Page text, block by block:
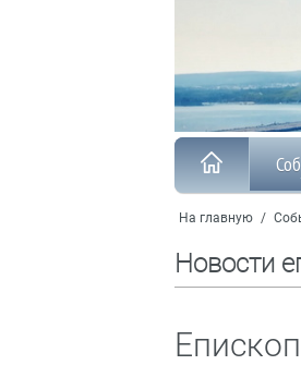
На главную /
Новости